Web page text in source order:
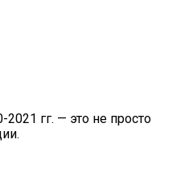
гг. — это не просто